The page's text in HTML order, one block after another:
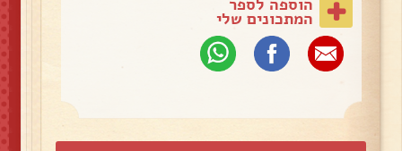
הוספה לספר
המתכונים שלי